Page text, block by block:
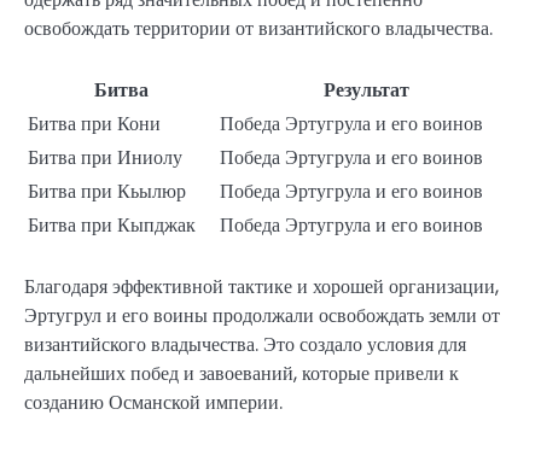
освобождать территории от византийского владычества.
Битва
Результат
Битва при Кони
Победа Эртугрула и его воинов
Битва при Иниолу
Победа Эртугрула и его воинов
Битва при Кьылюр
Победа Эртугрула и его воинов
Битва при Кыпджак
Победа Эртугрула и его воинов
Благодаря эффективной тактике и хорошей организации,
Эртугрул и его воины продолжали освобождать земли от
византийского владычества. Это создало условия для
дальнейших побед и завоеваний, которые привели к
созданию Османской империи.